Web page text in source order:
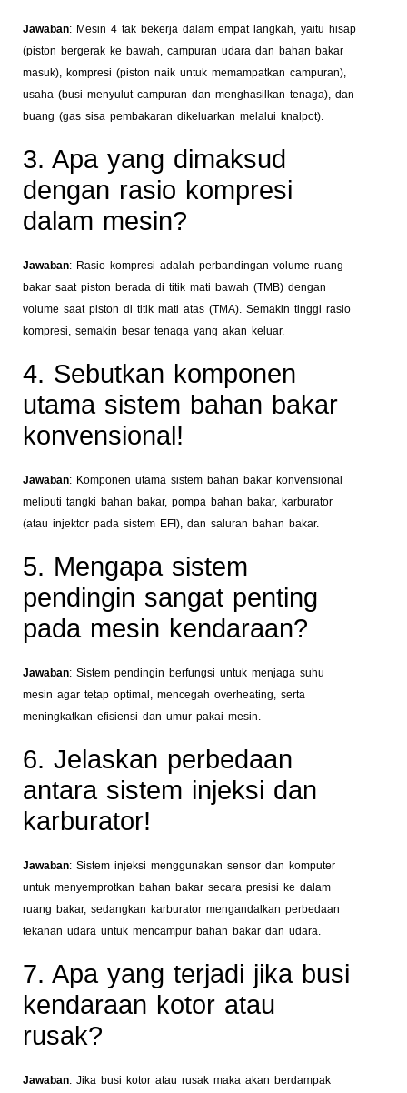
Jawaban: Mesin 4 tak bekerja dalam empat langkah, yaitu hisap
(piston bergerak ke bawah, campuran udara dan bahan bakar
masuk), kompresi (piston naik untuk memampatkan campuran),
usaha (busi menyulut campuran dan menghasilkan tenaga), dan
buang (gas sisa pembakaran dikeluarkan melalui knalpot).
3. Apa yang dimaksud
dengan rasio kompresi
dalam mesin?
Jawaban: Rasio kompresi adalah perbandingan volume ruang
bakar saat piston berada di titik mati bawah (TMB) dengan
volume saat piston di titik mati atas (TMA). Semakin tinggi rasio
kompresi, semakin besar tenaga yang akan keluar.
4. Sebutkan komponen
utama sistem bahan bakar
konvensional!
Jawaban: Komponen utama sistem bahan bakar konvensional
meliputi tangki bahan bakar, pompa bahan bakar, karburator
(atau injektor pada sistem EFI), dan saluran bahan bakar.
5. Mengapa sistem
pendingin sangat penting
pada mesin kendaraan?
Jawaban: Sistem pendingin berfungsi untuk menjaga suhu
mesin agar tetap optimal, mencegah overheating, serta
meningkatkan efisiensi dan umur pakai mesin.
6. Jelaskan perbedaan
antara sistem injeksi dan
karburator!
Jawaban: Sistem injeksi menggunakan sensor dan komputer
untuk menyemprotkan bahan bakar secara presisi ke dalam
ruang bakar, sedangkan karburator mengandalkan perbedaan
tekanan udara untuk mencampur bahan bakar dan udara.
7. Apa yang terjadi jika busi
kendaraan kotor atau
rusak?
Jawaban: Jika busi kotor atau rusak maka akan berdampak